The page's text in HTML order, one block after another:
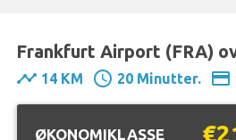
Frankfurt Airport (FRA)
timeline 14 KM schedule 20 Minutter. payment
ØKONOMIKLASSE